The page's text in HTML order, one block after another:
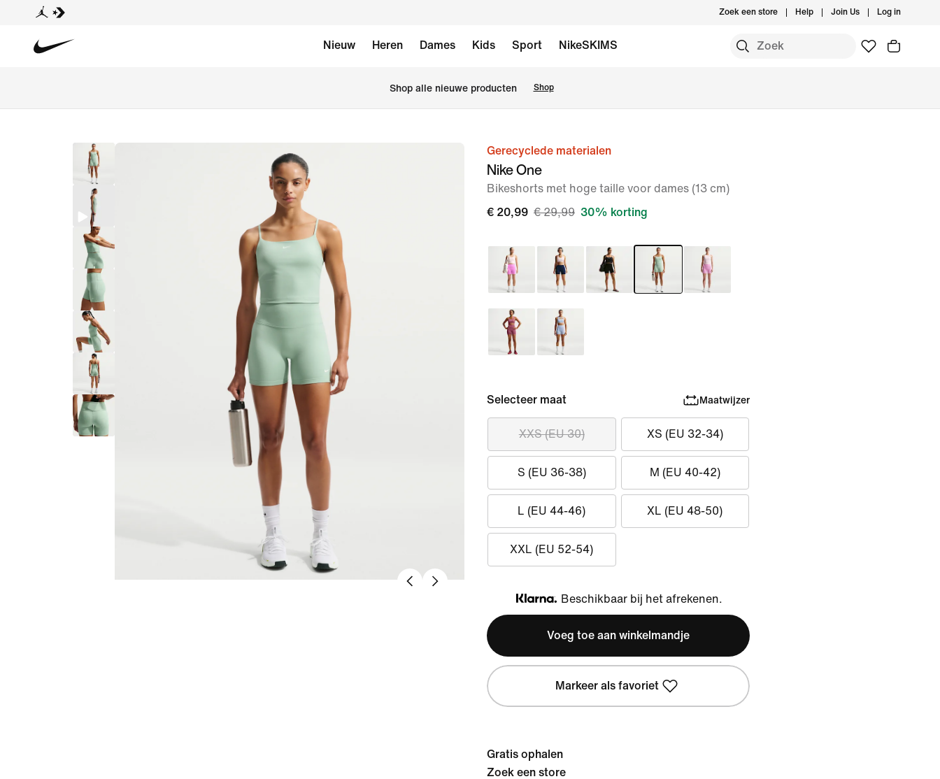
Zoek een store Help Join Us Log in
Nieuw Heren Dames Kids Sport NikeSKIMS
Shop alle nieuwe producten Shop
afbeelding
Gerecyclede materialen
Nike One
Bikeshorts met hoge taille voor dames (13 cm)
€ 20,99 € 29,99 30% korting
Selecteer maat Maatwijzer
XXS (EU 30) XS (EU 32-34)
S (EU 36-38) M (EU 40-42)
L (EU 44-46) XL (EU 48-50)
XXL (EU 52-54)
Klarna
Beschikbaar bij het afrekenen.
Voeg toe aan winkelmandje
Markeer als favoriet
Gratis ophalen
Zoek een store